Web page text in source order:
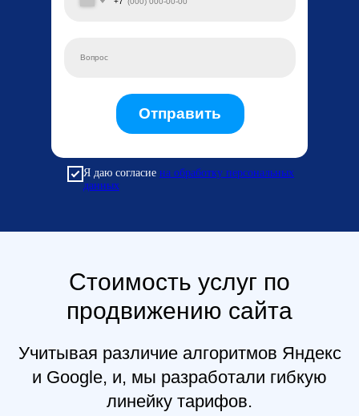
Отправить
Я даю согласие на обработку персональных
данных
Стоимость услуг по
продвижению сайта
Учитывая различие алгоритмов Яндекс
и Google, и, мы разработали гибкую
линейку тарифов.